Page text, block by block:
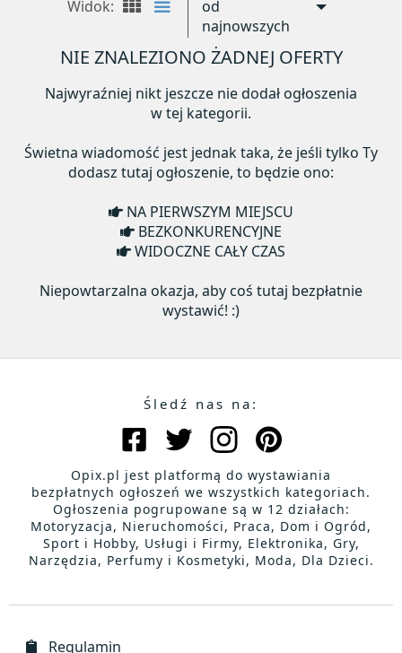
Widok:
od
najnowszych
NIE ZNALEZIONO ŻADNEJ OFERTY
Najwyraźniej nikt jeszcze nie dodał ogłoszenia
w tej kategorii.
Świetna wiadomość jest jednak taka, że jeśli tylko Ty
dodasz tutaj ogłoszenie, to będzie ono:
NA PIERWSZYM MIEJSCU
BEZKONKURENCYJNE
WIDOCZNE CAŁY CZAS
Niepowtarzalna okazja, aby coś tutaj bezpłatnie
wystawić! :)
Śledź nas na:
Opix.pl jest platformą do wystawiania
bezpłatnych ogłoszeń we wszystkich kategoriach.
Ogłoszenia pogrupowane są w 12 działach:
Motoryzacja, Nieruchomości, Praca, Dom i Ogród,
Sport i Hobby, Usługi i Firmy, Elektronika, Gry,
Narzędzia, Perfumy i Kosmetyki, Moda, Dla Dzieci.
Regulamin